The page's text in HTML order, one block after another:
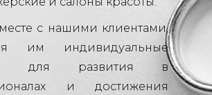
с нашими клиентами,
им индивидуальные
для развития в
и достижения